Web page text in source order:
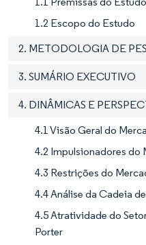
1.2 Escopo do Estudo
2. METODOLOGIA DE
3. SUMÁRIO EXECUTIVO
4. DINÂMICAS E
4.1 Visão Geral do
4.2 Impulsionadores do
4.3 Restrições do
4.4 Análise da Cadeia
4.5 Atratividade do
Porter